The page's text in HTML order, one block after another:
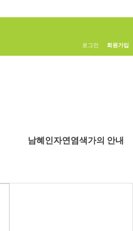
로그인 회원가입
남혜인자연염색가의 안내